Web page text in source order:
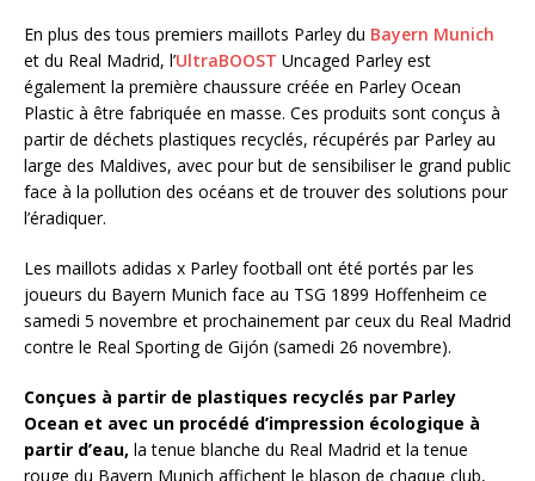
En plus des tous premiers maillots Parley du Bayern Munich
et du Real Madrid, l’UltraBOOST Uncaged Parley est
également la première chaussure créée en Parley Ocean
Plastic à être fabriquée en masse. Ces produits sont conçus à
partir de déchets plastiques recyclés, récupérés par Parley au
large des Maldives, avec pour but de sensibiliser le grand public
face à la pollution des océans et de trouver des solutions pour
l’éradiquer.
Les maillots adidas x Parley football ont été portés par les
joueurs du Bayern Munich face au TSG 1899 Hoffenheim ce
samedi 5 novembre et prochainement par ceux du Real Madrid
contre le Real Sporting de Gijón (samedi 26 novembre).
Conçues à partir de plastiques recyclés par Parley
Ocean et avec un procédé d’impression écologique à
partir d’eau, la tenue blanche du Real Madrid et la tenue
rouge du Bayern Munich affichent le blason de chaque club,